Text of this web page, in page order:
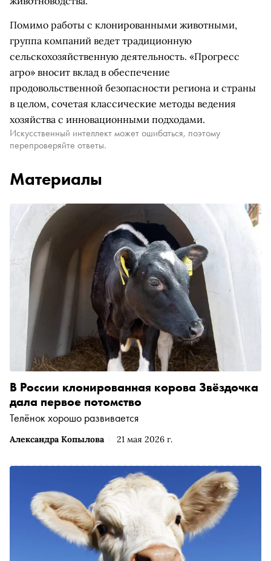
Помимо работы с клонированными животными,
группа компаний ведет традиционную
сельскохозяйственную деятельность. «Прогресс
агро» вносит вклад в обеспечение
продовольственной безопасности региона и страны
в целом, сочетая классические методы ведения
хозяйства с инновационными подходами.
Искусственный интеллект может ошибаться, поэтому
перепроверяйте ответы.
Материалы
Александра Копылова 21 мая 2026 г.
В России клонированная корова Звёздочка
дала первое потомство
Телёнок хорошо развивается